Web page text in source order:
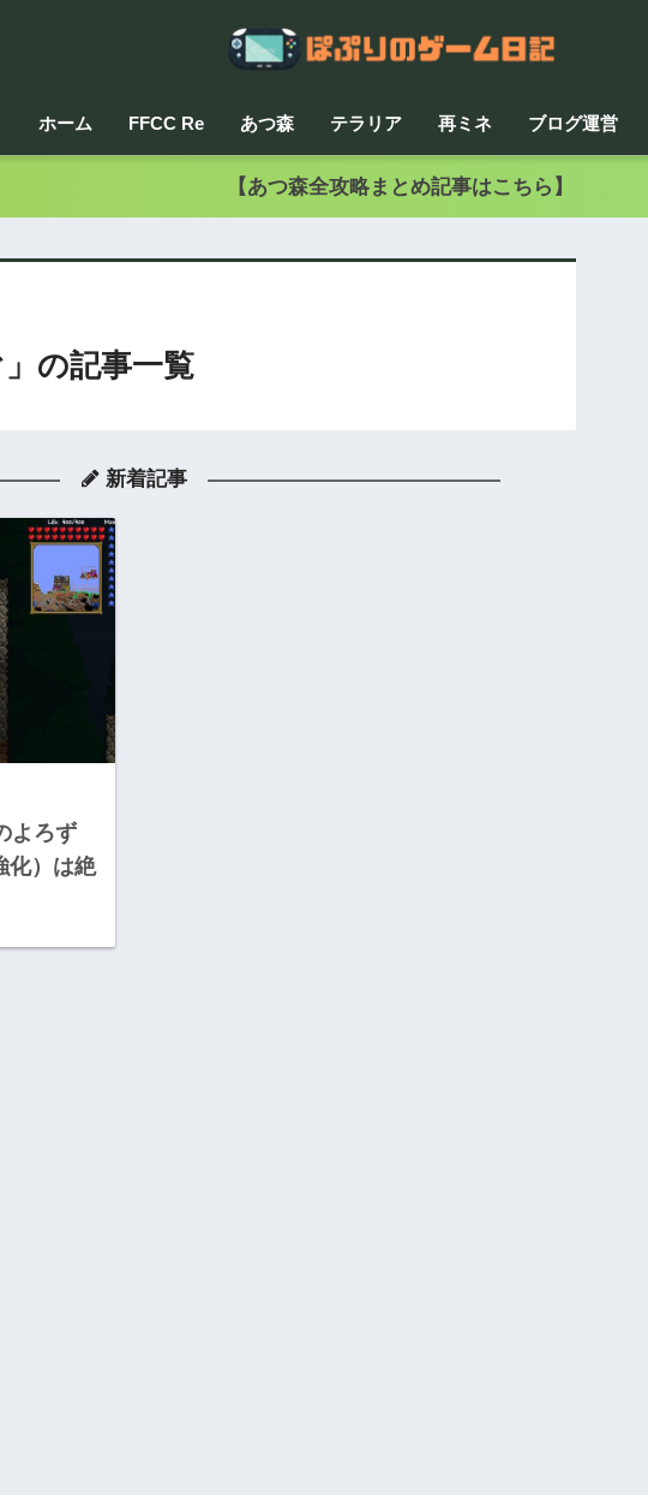
ホーム FFCC Re あつ森 テラリア 再ミネ ブログ運営
【あつ森全攻略まとめ記事はこちら】
の記事一覧
新着記事
よろず
化）は絶